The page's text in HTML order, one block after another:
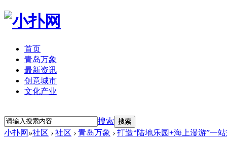
首页
青岛万象
最新资讯
创意城市
文化产业
搜索 搜索
小扑网 »社区 › 社区 › 青岛万象 › 打造“陆地乐园+海上漫游”一